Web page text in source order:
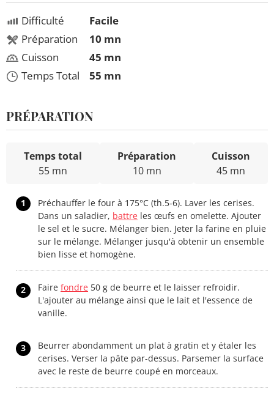
Difficulté
Préparation
Cuisson
Temps Total
Facile
10 mn
45 mn
55 mn
PRÉPARATION
Temps total
55 mn
Préparation
10 mn
Cuisson
45 mn
1
Préchauffer le four à 175°C (th.5-6). Laver les cerises.
Dans un saladier, battre les œufs en omelette. Ajouter
le sel et le sucre. Mélanger bien. Jeter la farine en pluie
sur le mélange. Mélanger jusqu'à obtenir un ensemble
bien lisse et homogène.
2 Faire fondre 50 g de beurre et le laisser refroidir.
L'ajouter au mélange ainsi que le lait et l'essence de
vanille.
3
Beurrer abondamment un plat à gratin et y étaler les
cerises. Verser la pâte par-dessus. Parsemer la surface
avec le reste de beurre coupé en morceaux.